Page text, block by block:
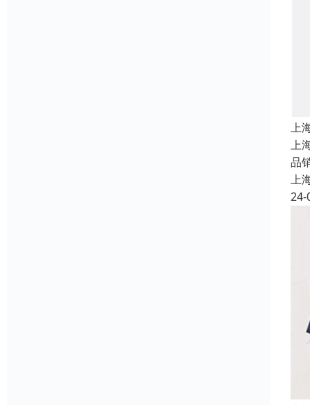
上
上
品
上
24-